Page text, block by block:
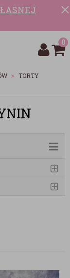
0
TORTY